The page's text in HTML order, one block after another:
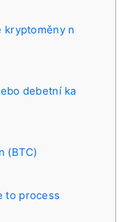
kryptoměny n
debetní ka
(BTC)
to process